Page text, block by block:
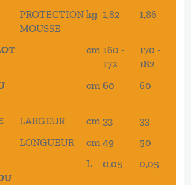
PROTECTION
MOUSSE
kg 1,82 1,86
cm 160 -
172
170 -
182
cm 60 60
LARGEUR cm 33 33
LONGUEUR
cm 49 50
L 0,05 0,05